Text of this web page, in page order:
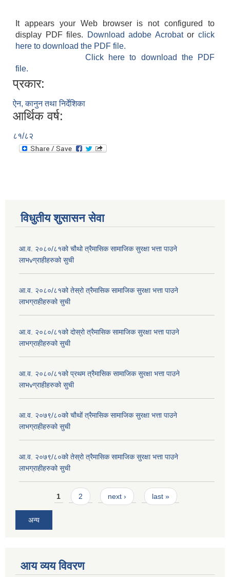
It appears your Web browser is not configured to
display PDF files.
Download adobe Acrobatorclick
here to download the PDF file.
Click here to download the PDF
file.
प्रकार:
ऐन, कानुन तथा निर्देशिका
आर्थिक वर्ष:
८१/८२
विधुतीय शुसासन सेवा
आ.व. २०८०/८१को चौथो त्रैमासिक सामाजिक सुरक्षा भत्ता पाउने
लाभvग्राहीहरुको सुची
आ.व. २०८०/८१को तेस्रो त्रैमासिक सामाजिक सुरक्षा भत्ता पाउने
लाभग्राहीहरुको सुची
आ.व. २०८०/८१को दोस्रो त्रैमासिक सामाजिक सुरक्षा भत्ता पाउने
लाभग्राहीहरुको सुची
आ.व. २०८०/८१को प्रथम त्रैमासिक सामाजिक सुरक्षा भत्ता पाउने
लाभvग्राहीहरुको सुची
आ.व. २०७९/८०को चौथों त्रैमासिक सामाजिक सुरक्षा भत्ता पाउने
लाभग्राहीहरुको सुची
आ.व. २०७९/८०को तेस्रो त्रैमासिक सामाजिक सुरक्षा भत्ता पाउने
लाभग्राहीहरुको सुची
Pages1 2 next › last »
अन्य
आय व्यय विवरण